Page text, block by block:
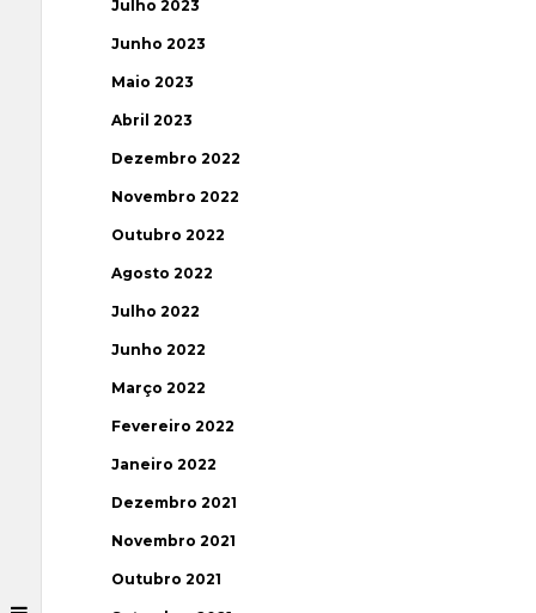
Julho 2023
Junho 2023
Maio 2023
Abril 2023
Dezembro 2022
Novembro 2022
Outubro 2022
Agosto 2022
Julho 2022
Junho 2022
Março 2022
Fevereiro 2022
Janeiro 2022
Dezembro 2021
Novembro 2021
Outubro 2021